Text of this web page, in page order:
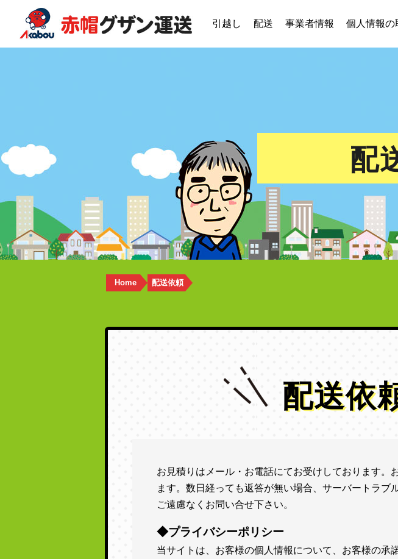
引越し 配送 事業者情報 個人情報の
配
Home 配送依頼
配送依
お見積りはメール・お電話にてお受けしております。
ます。数日経っても返答が無い場合、サーバートラブ
ご遠慮なくお問い合せ下さい。
◆プライバシーポリシー
当サイトは、お客様の個人情報について、お客様の